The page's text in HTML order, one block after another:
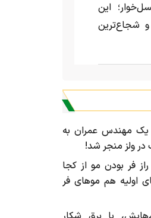
این
شجاع‌ترین
یک مهندس عمران به
ولز منجر شد!
فر بودن مو از کجا
اولیه هم موهای فر